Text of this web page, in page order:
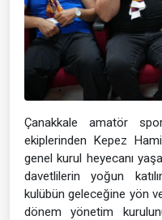
Çanakkale amatör
ekiplerinden Kepez
genel kurul heyecanı
davetlilerin yoğun
kulübün geleceğine yön
dönem yönetim